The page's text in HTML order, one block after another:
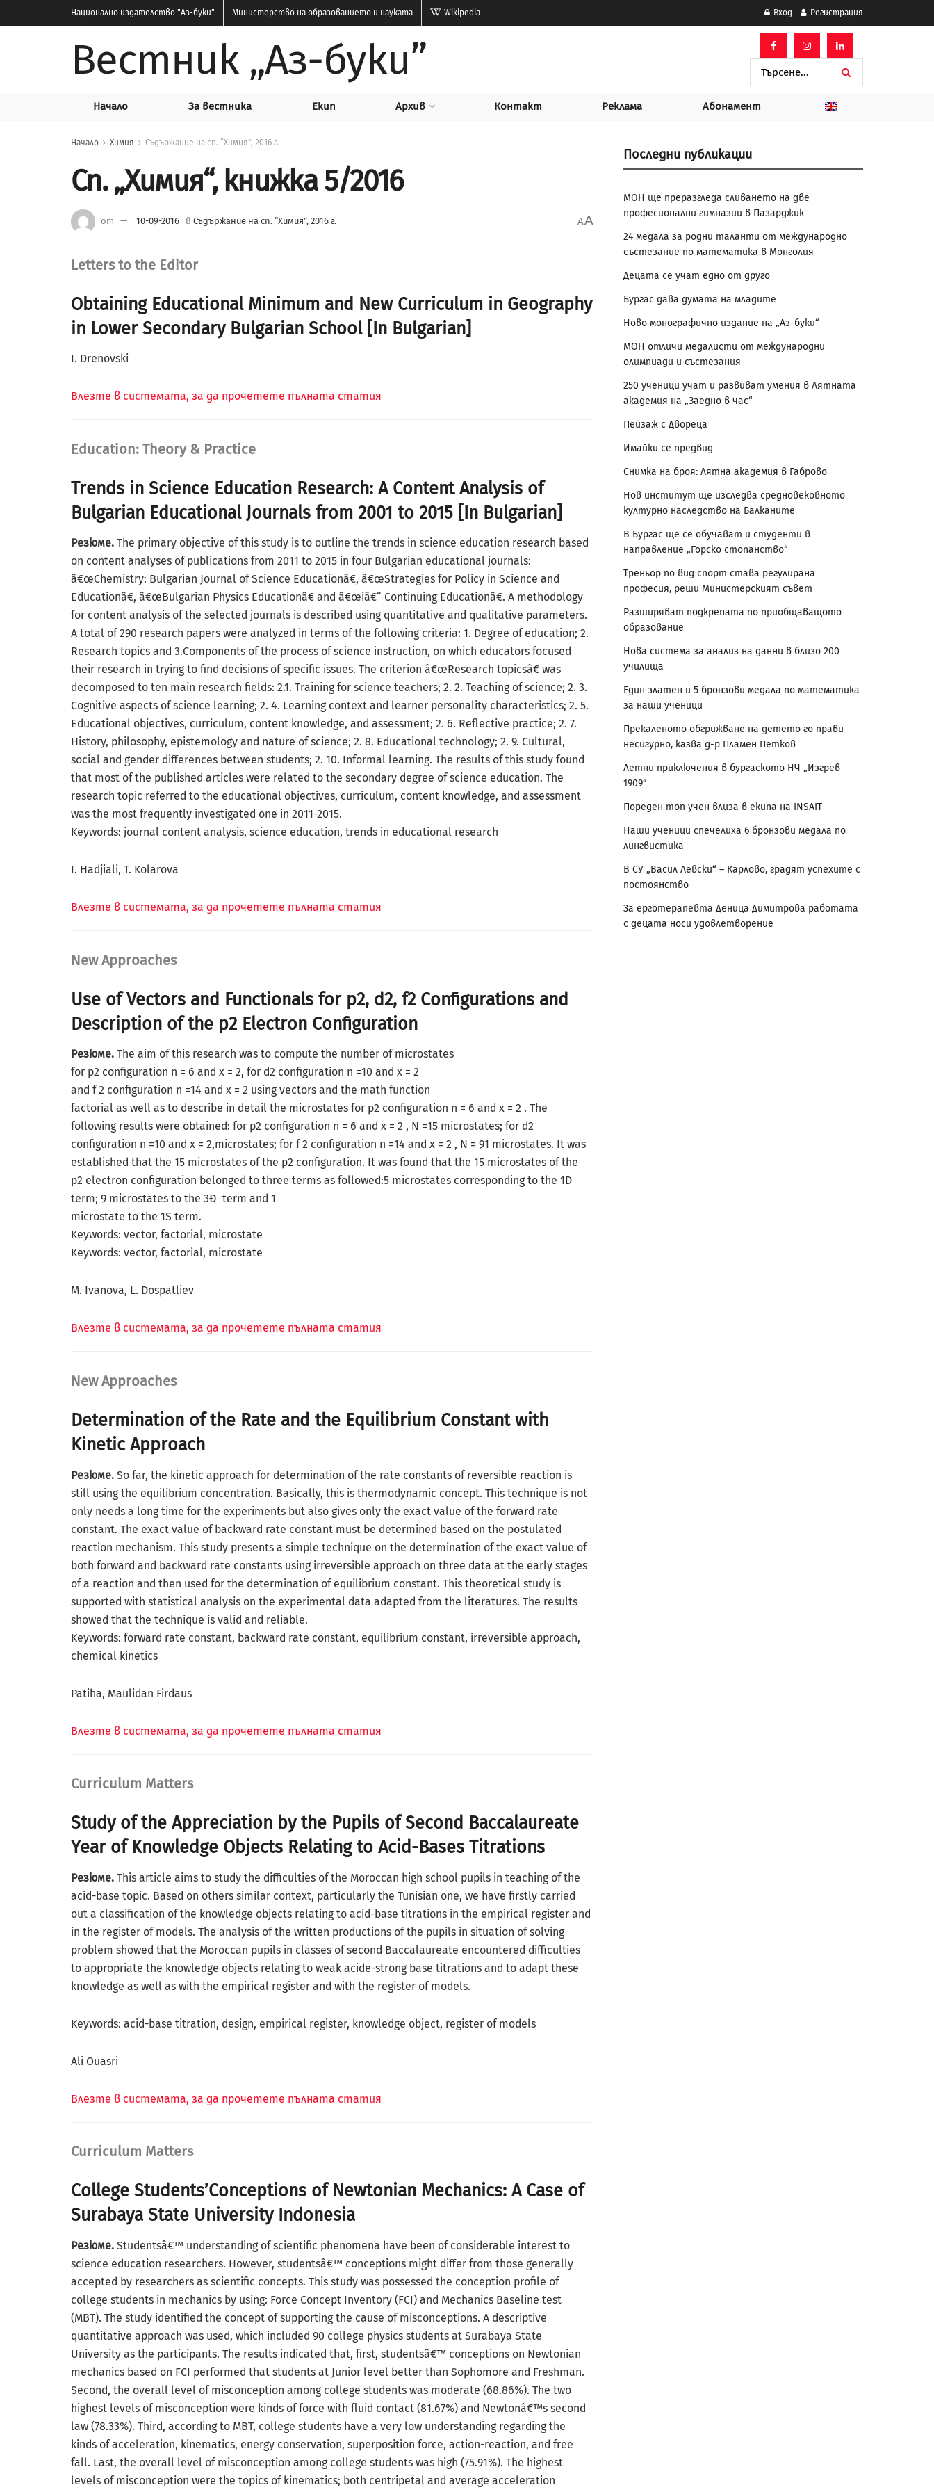
Национално издателство "Аз-буки" Министерство на образованието и науката Wikipedia Вход Регистрация
Вестник „Аз-буки”
Начало За вестника Екип Архив Контакт Реклама Абонамент
Начало Химия Съдържание на сп. “Химия”, 2016 г.
Сп. „Химия“, книжка 5/2016
от 10-09-2016 в Съдържание на сп. “Химия”, 2016 г. AA
Letters to the Editor
Obtaining Educational Minimum and New Curriculum in Geography
in Lower Secondary Bulgarian School [In Bulgarian]
I. Drenovski
Влезте в системата, за да прочетете пълната статия
Education: Theory & Practice
Trends in Science Education Research: A Content Analysis of
Bulgarian Educational Journals from 2001 to 2015 [In Bulgarian]
Резюме. The primary objective of this study is to outline the trends in science education research based
on content analyses of publications from 2011 to 2015 in four Bulgarian educational journals:
â€œChemistry: Bulgarian Journal of Science Educationâ€, â€œStrategies for Policy in Science and
Educationâ€, â€œBulgarian Physics Educationâ€ and â€œiâ€“ Continuing Educationâ€. A methodology
for content analysis of the selected journals is described using quantitative and qualitative parameters.
A total of 290 research papers were analyzed in terms of the following criteria: 1. Degree of education; 2.
Research topics and 3.Components of the process of science instruction, on which educators focused
their research in trying to find decisions of specific issues. The criterion â€œResearch topicsâ€ was
decomposed to ten main research fields: 2.1. Training for science teachers; 2. 2. Teaching of science; 2. 3.
Cognitive aspects of science learning; 2. 4. Learning context and learner personality characteristics; 2. 5.
Educational objectives, curriculum, content knowledge, and assessment; 2. 6. Reflective practice; 2. 7.
History, philosophy, epistemology and nature of science; 2. 8. Educational technology; 2. 9. Cultural,
social and gender differences between students; 2. 10. Informal learning. The results of this study found
that most of the published articles were related to the secondary degree of science education. The
research topic referred to the educational objectives, curriculum, content knowledge, and assessment
was the most frequently investigated one in 2011-2015.
Keywords: journal content analysis, science education, trends in educational research
I. Hadjiali, T. Kolarova
Влезте в системата, за да прочетете пълната статия
New Approaches
Use of Vectors and Functionals for p2, d2, f2 Configurations and
Description of the p2 Electron Configuration
Резюме. The aim of this research was to compute the number of microstates
for p2 configuration n = 6 and x = 2, for d2 configuration n =10 and x = 2
and f 2 configuration n =14 and x = 2 using vectors and the math function
factorial as well as to describe in detail the microstates for p2 configuration n = 6 and x = 2 . The
following results were obtained: for p2 configuration n = 6 and x = 2 , N =15 microstates; for d2
configuration n =10 and x = 2,microstates; for f 2 configuration n =14 and x = 2 , N = 91 microstates. It was
established that the 15 microstates of the p2 configuration. It was found that the 15 microstates of the
p2 electron configuration belonged to three terms as followed:5 microstates corresponding to the 1D
term; 9 microstates to the 3Ð term and 1
microstate to the 1S term.
Keywords: vector, factorial, microstate
Keywords: vector, factorial, microstate
M. Ivanova, L. Dospatliev
Влезте в системата, за да прочетете пълната статия
New Approaches
Determination of the Rate and the Equilibrium Constant with
Kinetic Approach
Резюме. So far, the kinetic approach for determination of the rate constants of reversible reaction is
still using the equilibrium concentration. Basically, this is thermodynamic concept. This technique is not
only needs a long time for the experiments but also gives only the exact value of the forward rate
constant. The exact value of backward rate constant must be determined based on the postulated
reaction mechanism. This study presents a simple technique on the determination of the exact value of
both forward and backward rate constants using irreversible approach on three data at the early stages
of a reaction and then used for the determination of equilibrium constant. This theoretical study is
supported with statistical analysis on the experimental data adapted from the literatures. The results
showed that the technique is valid and reliable.
Keywords: forward rate constant, backward rate constant, equilibrium constant, irreversible approach,
chemical kinetics
Patiha, Maulidan Firdaus
Влезте в системата, за да прочетете пълната статия
Curriculum Matters
Study of the Appreciation by the Pupils of Second Baccalaureate
Year of Knowledge Objects Relating to Acid-Bases Titrations
Резюме. This article aims to study the difficulties of the Moroccan high school pupils in teaching of the
acid-base topic. Based on others similar context, particularly the Tunisian one, we have firstly carried
out a classification of the knowledge objects relating to acid-base titrations in the empirical register and
in the register of models. The analysis of the written productions of the pupils in situation of solving
problem showed that the Moroccan pupils in classes of second Baccalaureate encountered difficulties
to appropriate the knowledge objects relating to weak acide-strong base titrations and to adapt these
knowledge as well as with the empirical register and with the register of models.
Keywords: acid-base titration, design, empirical register, knowledge object, register of models
Ali Ouasri
Влезте в системата, за да прочетете пълната статия
Curriculum Matters
College Students’Conceptions of Newtonian Mechanics: A Case of
Surabaya State University Indonesia
Резюме. Studentsâ€™ understanding of scientific phenomena have been of considerable interest to
science education researchers. However, studentsâ€™ conceptions might differ from those generally
accepted by researchers as scientific concepts. This study was possessed the conception profile of
college students in mechanics by using: Force Concept Inventory (FCI) and Mechanics Baseline test
(MBT). The study identified the concept of supporting the cause of misconceptions. A descriptive
quantitative approach was used, which included 90 college physics students at Surabaya State
University as the participants. The results indicated that, first, studentsâ€™ conceptions on Newtonian
mechanics based on FCI performed that students at Junior level better than Sophomore and Freshman.
Second, the overall level of misconception among college students was moderate (68.86%). The two
highest levels of misconception were kinds of force with fluid contact (81.67%) and Newtonâ€™s second
law (78.33%). Third, according to MBT, college students have a very low understanding regarding the
kinds of acceleration, kinematics, energy conservation, superposition force, action-reaction, and free
fall. Last, the overall level of misconception among college students was high (75.91%). The highest
levels of misconception were the topics of kinematics; both centripetal and average acceleration
Последни публикации
МОН ще преразгледа сливането на две
професионални гимназии в Пазарджик
24 медала за родни таланти от международно
състезание по математика в Монголия
Децата се учат едно от друго
Бургас дава думата на младите
Ново монографично издание на „Аз-буки“
МОН отличи медалисти от международни
олимпиади и състезания
250 ученици учат и развиват умения в Лятната
академия на „Заедно в час“
Пейзаж с Двореца
Имайки се предвид
Снимка на броя: Лятна академия в Габрово
Нов институт ще изследва средновековното
културно наследство на Балканите
В Бургас ще се обучават и студенти в
направление „Горско стопанство“
Треньор по вид спорт става регулирана
професия, реши Министерският съвет
Разширяват подкрепата по приобщаващото
образование
Нова система за анализ на данни в близо 200
училища
Един златен и 5 бронзови медала по математика
за наши ученици
Прекаленото обгрижване на детето го прави
несигурно, казва д-р Пламен Петков
Летни приключения в бургаското НЧ „Изгрев
1909“
Пореден топ учен влиза в екипа на INSAIT
Наши ученици спечелиха 6 бронзови медала по
лингвистика
В СУ „Васил Левски“ – Карлово, градят успехите с
постоянство
За ерготерапевта Деница Димитрова работата
с децата носи удовлетворение